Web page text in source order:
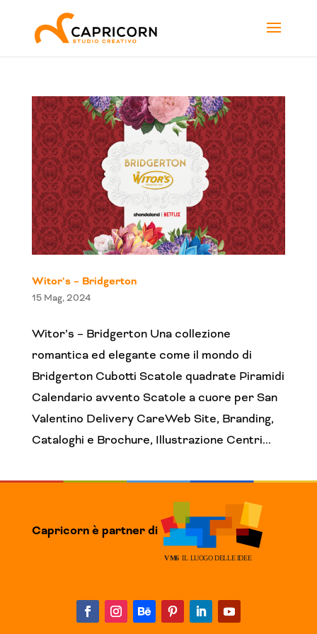
Witor’s – Bridgerton
15 Mag, 2024
Witor’s – Bridgerton Una collezione
romantica ed elegante come il mondo di
Bridgerton Cubotti Scatole quadrate Piramidi
Calendario avvento Scatole a cuore per San
Valentino Delivery CareWeb Site, Branding,
Cataloghi e Brochure, Illustrazione Centri...
Capricorn è partner di